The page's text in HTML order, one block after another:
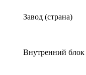
Завод (страна)
Внутренний блок